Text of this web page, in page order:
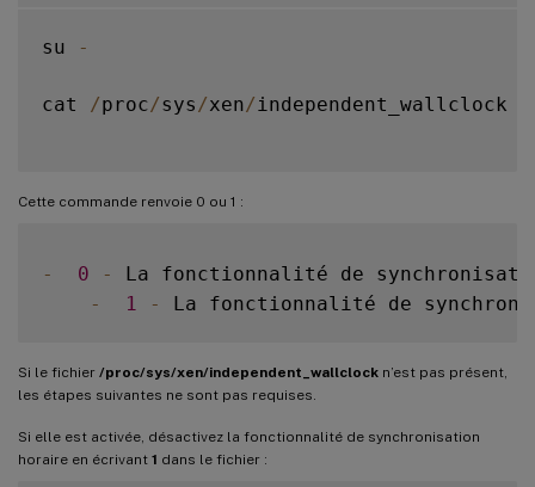
su -
cat /proc/sys /xen/ independent_wallclock
Cette commande renvoie 0 ou 1 :
- 0 -
La fonctionnalité de
-
1 - La fonctionnalité de
Si le fichier /proc/sys/xen/independent_wallclock n’est pas présent,
les étapes suivantes ne sont pas requises.
Si elle est activée, désactivez la fonctionnalité de synchronisation
horaire en écrivant 1 dans le fichier :